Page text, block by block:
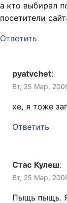
а кто выбирал
посетители
Ответить
pyatvchet:
Вт, 25 Мар,
хе, я тоже
Ответить
Стас Кулеш:
Вт, 25 Мар,
Пыщь пыщь. Я